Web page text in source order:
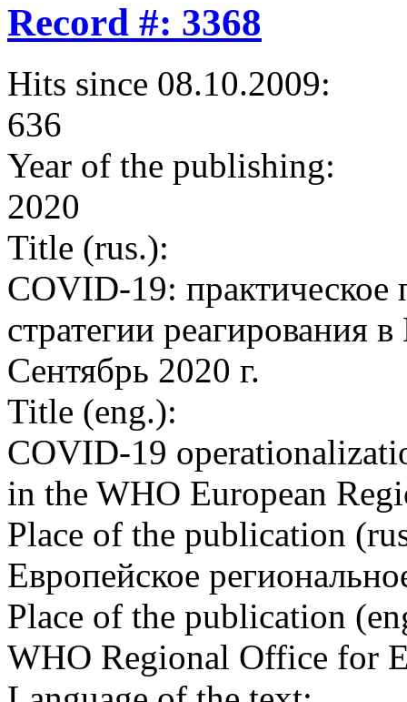
Record #: 3368
Hits since 08.10.2009:
636
Year of the publishing:
2020
Title (rus.):
COVID-19: практическое
стратегии реагирования
Сентябрь 2020 г.
Title (eng.):
COVID-19
in the WHO European
Place of the publication
Европейское
Place of the publication
WHO Regional Office for